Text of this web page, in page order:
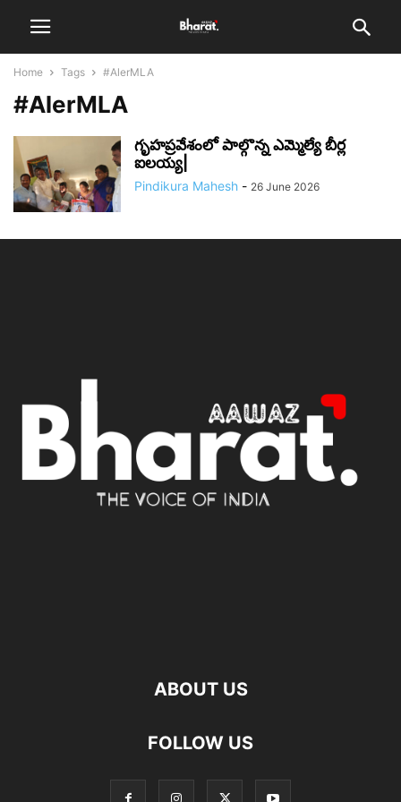
Home Tags #AlerMLA
#AlerMLA
గృహప్రవేశంలో పాల్గొన్న ఎమ్మెల్యే బీర్ల
ఐలయ్య|
Pindikura Mahesh - 26 June 2026
ABOUT US
FOLLOW US